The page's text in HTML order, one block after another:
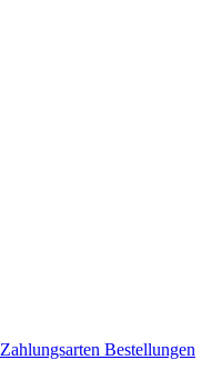
Zahlungsarten Bestellungen